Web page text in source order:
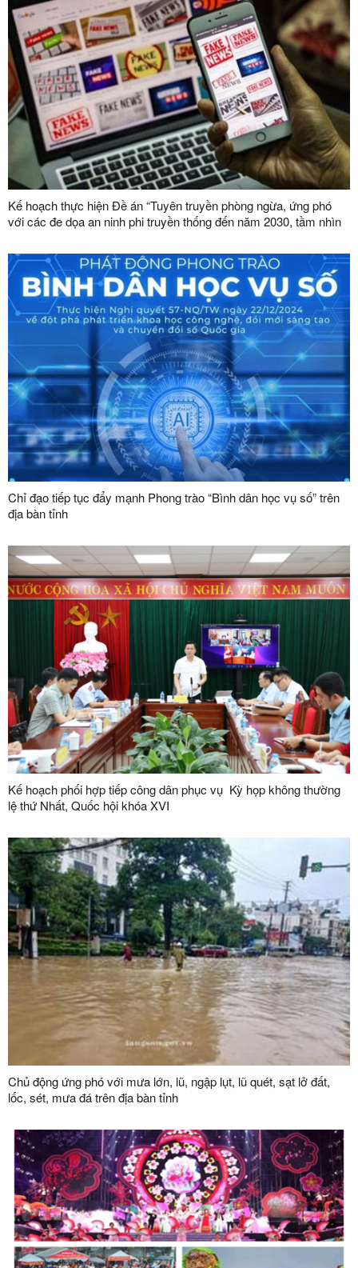
Kế hoạch thực hiện Đề án “Tuyên truyền phòng ngừa, ứng phó
với các đe dọa an ninh phi truyền thống đến năm 2030, tầm nhìn
Chỉ đạo tiếp tục đẩy mạnh Phong trào “Bình dân học vụ số” trên
địa bàn tỉnh
Kế hoạch phối hợp tiếp công dân phục vụ Kỳ họp không thường
lệ thứ Nhất, Quốc hội khóa XVI
Chủ động ứng phó với mưa lớn, lũ, ngập lụt, lũ quét, sạt lở đất,
lốc, sét, mưa đá trên địa bàn tỉnh